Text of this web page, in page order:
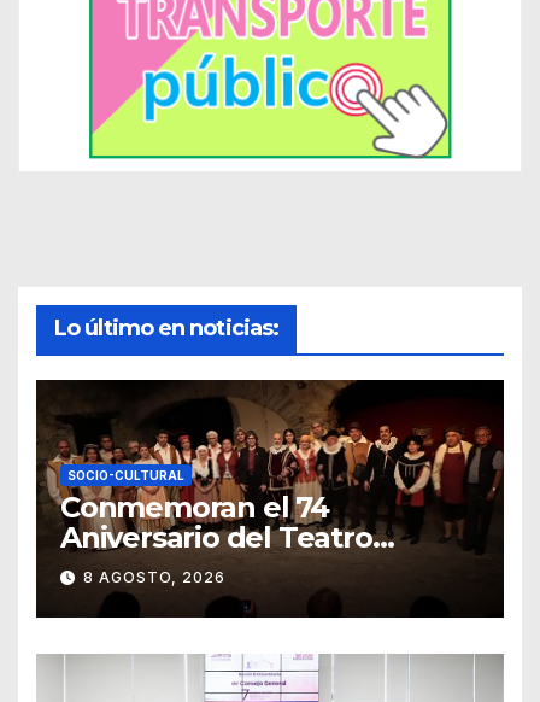
Lo último en noticias:
SOCIO-CULTURAL
Conmemoran el 74
Aniversario del Teatro
Universitario con una
representación del
“Retablillo jovial”
8 AGOSTO, 2026